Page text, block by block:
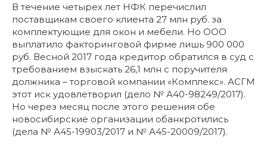
В течение четырех лет НФК перечислил
поставщикам своего клиента 27 млн руб. за
комплектующие для окон и мебели. Но ООО
выплатило факторинговой фирме лишь 900 000
руб. Весной 2017 года кредитор обратился в суд с
требованием взыскать 26,1 млн с поручителя
должника – торговой компании «Комплекс». АСГМ
этот иск удовлетворил (дело № А40-98249/2017).
Но через месяц после этого решения обе
новосибирские организации обанкротились
(дела № А45-19903/2017 и № А45-20009/2017).